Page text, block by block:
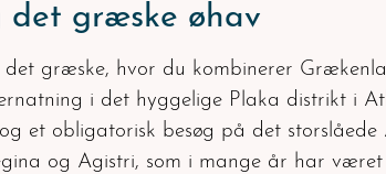
det græske øhav
græske, hvor du kombinerer
i det hyggelige Plaka distrikt i
et obligatorisk besøg på det storslåede
og Agistri, som i mange år har